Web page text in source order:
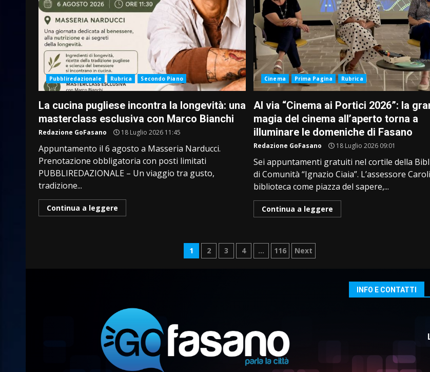
Pubbliredazionale Rubrica Secondo Piano
La cucina pugliese incontra la longevità: una
masterclass esclusiva con Marco Bianchi
Redazione GoFasano 18 Luglio 2026 11:45
Appuntamento il 6 agosto a Masseria Narducci.
Prenotazione obbligatoria con posti limitati
PUBBLIREDAZIONALE – Un viaggio tra gusto,
tradizione...
Continua a leggere
Cinema Prima Pagina Rubrica
Al via “Cinema ai Portici 2026”: la
magia del cinema all’aperto torna a
illuminare le domeniche di Fasano
Redazione GoFasano 18 Luglio 2026 09:01
Sei appuntamenti gratuiti nel cortile della
di Comunità “Ignazio Ciaia”. L’assessore
biblioteca come piazza del sapere,...
Continua a leggere
Paginazione
1 2 3 4 … 116 Next
INFO E CONTATTI